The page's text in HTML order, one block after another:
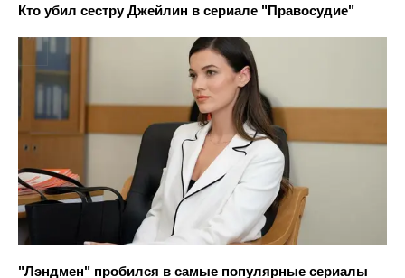
Кто убил сестру Джейлин в сериале "Правосудие"
"Лэндмен" пробился в самые популярные сериалы